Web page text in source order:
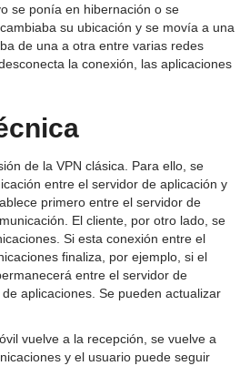
se ponía en hibernación o se
su ubicación y se movía a una
de una a otra entre varias redes
la conexión, las aplicaciones
de la VPN clásica. Para ello, se
entre el servidor de aplicación y
primero entre el servidor de
El cliente, por otro lado, se
Si esta conexión entre el
finaliza, por ejemplo, si el
entre el servidor de
aplicaciones. Se pueden actualizar
vuelve a la recepción, se vuelve a
y el usuario puede seguir